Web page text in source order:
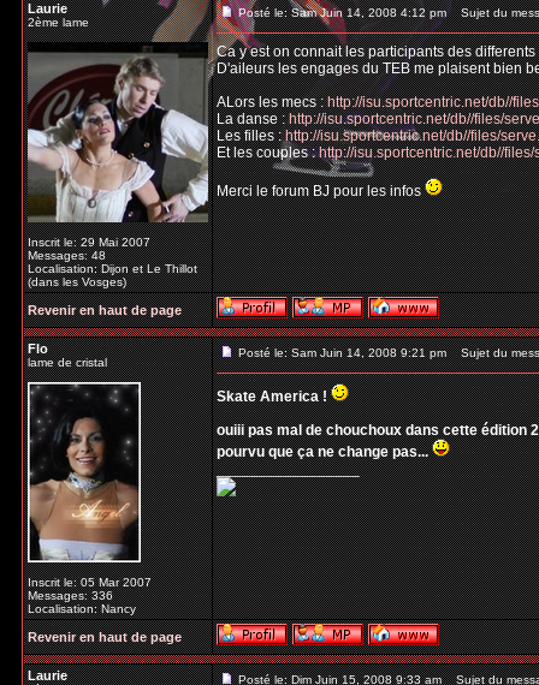
Laurie
2ème lame
Inscrit le: 29 Mai 2007
Messages: 48
Localisation: Dijon et Le Thillot
(dans les Vosges)
Posté le: Sam Juin 14, 2008 4:12 pm Sujet du
Ca y est on connait les participants des
D'aileurs les engages du TEB me plaisent bien
ALors les mecs :http://isu.sportcentric.net/db//
La danse :http://isu.sportcentric.net/db//files/
Les filles :http://isu.sportcentric.net/db//files/
Et les couples :http://isu.sportcentric.net/db//
Merci le forum BJ pour les infos
Revenir en haut de page
Flo
lame de cristal
Inscrit le: 05 Mar 2007
Messages: 336
Localisation: Nancy
Posté le: Sam Juin 14, 2008 9:21 pm Sujet du
Skate America !
ouiii pas mal de chouchoux dans cette édition
pourvu que ça ne change pas...
_________________
Revenir en haut de page
Laurie Posté le: Dim Juin 15, 2008 9:33 am Sujet du